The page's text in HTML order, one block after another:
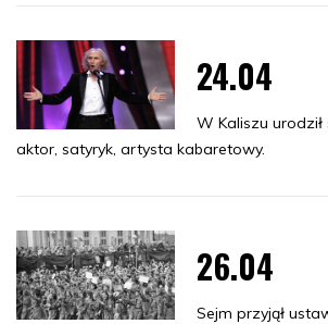
24.04
W Kaliszu urodził
aktor, satyryk, artysta kabaretowy.
26.04
Sejm przyjął